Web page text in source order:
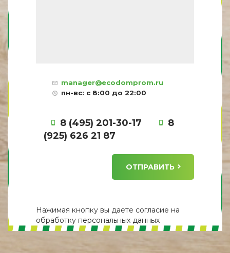
manager@ecodomprom.ru
пн-вс: с 8:00 до 22:00
8 (495) 201-30-17
8
(925) 626 21 87
ОТПРАВИТЬ
Нажимая кнопку вы даете согласие на
обработку персональных данных